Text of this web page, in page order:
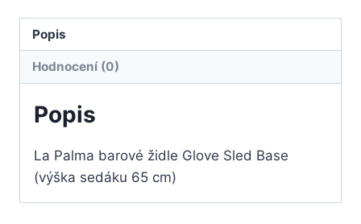
Popis
Hodnocení (0)
Popis
La Palma barové židle Glove Sled Base
(výška sedáku 65 cm)